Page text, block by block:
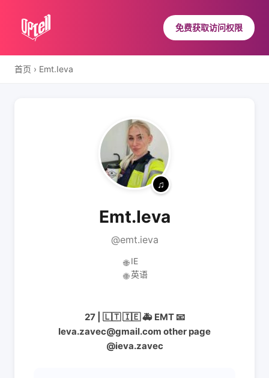
免费获取访问权限
首页 › Emt.Ieva
Emt.Ieva
@emt.ieva
🌐 IE
🌐 英语
27 | 🇱🇹 🇮🇪 🚑 EMT 📧
Ieva.zavec@gmail.com other page
@ieva.zavec